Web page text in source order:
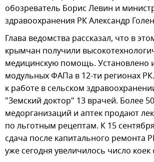
обозреватель Борис Левин и
здравоохранения РК Александр
Глава ведомства рассказал, что в
крымчан получили
медицинскую помощь. Установлено
модульных ФАПа в 12-ти регионах
к работе в сельском
"Земский доктор" 13 врачей. Более
медорганизаций и аптек продают
по льготным рецептам. К 15
сдача после капитального ремонта
уже сегодня увеличилось число коек